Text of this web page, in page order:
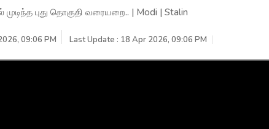
புது தொகுதி வரையறை.. | Modi | Stalin
09:06 PM Last Update : 18 Apr 2026, 09:06 PM